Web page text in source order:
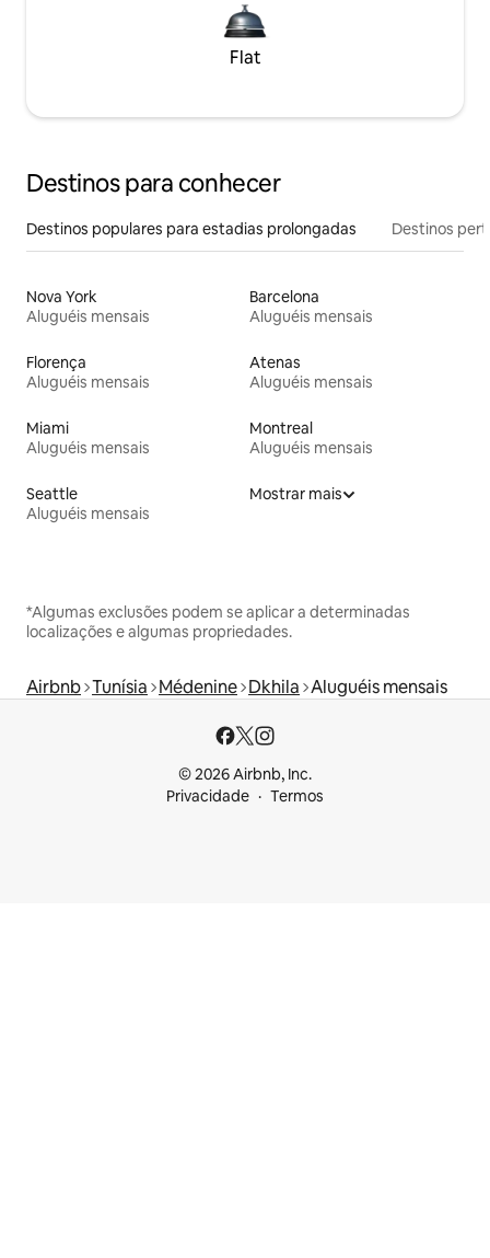
Flat
Destinos para conhecer
Destinos populares para estadias prolongadas Destinos
Nova York
Aluguéis mensais
Barcelona
Aluguéis mensais
Florença
Aluguéis mensais
Atenas
Aluguéis mensais
Miami
Aluguéis mensais
Montreal
Aluguéis mensais
Seattle
Aluguéis mensais
Mostrar mais
*Algumas exclusões podem se aplicar a determinadas
localizações e algumas propriedades.
Airbnb Tunísia Médenine Dkhila Aluguéis mensais
© 2026 Airbnb, Inc.
Privacidade
Termos